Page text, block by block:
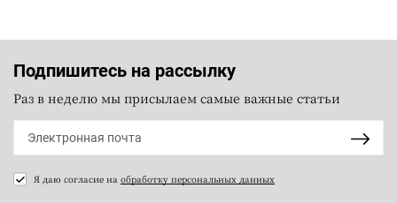
Подпишитесь на рассылку
Раз в неделю мы присылаем самые важные статьи
Я даю согласие на обработку персональных данных